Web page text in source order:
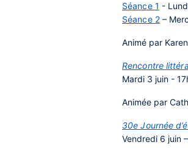
Séance 1 -
Séance 2–
Animé par
Rencontre
Mardi 3 juin -
Animée par
30e Journée
Vendredi 6 juin